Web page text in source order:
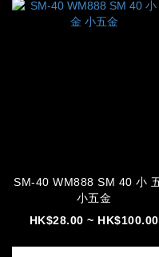
SM-40 WM888 SM 40 小 五金
小五金
HK$28.00 ~ HK$100.00